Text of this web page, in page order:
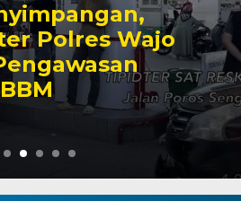
Semangat Merah
Mulai Dikobarkan,
Makassar
Ke-81 RI